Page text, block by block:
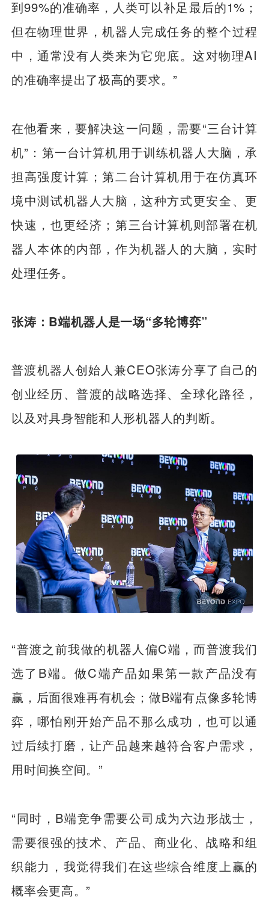
到99%的准确率，人类可以补足最后的1%；
但在物理世界，机器人完成任务的整个过程
中，通常没有人类来为它兜底。这对物理AI
的准确率提出了极高的要求。”
在他看来，要解决这一问题，需要“三台计算
机”：第一台计算机用于训练机器人大脑，承
担高强度计算；第二台计算机用于在仿真环
境中测试机器人大脑，这种方式更安全、更
快速，也更经济；第三台计算机则部署在机
器人本体的内部，作为机器人的大脑，实时
处理任务。
张涛：B端机器人是一场“多轮博弈”
普渡机器人创始人兼CEO张涛分享了自己的
创业经历、普渡的战略选择、全球化路径，
以及对具身智能和人形机器人的判断。
“普渡之前我做的机器人偏C端，而普渡我们
选了B端。做C端产品如果第一款产品没有
赢，后面很难再有机会；做B端有点像多轮博
弈，哪怕刚开始产品不那么成功，也可以通
过后续打磨，让产品越来越符合客户需求，
用时间换空间。”
“同时，B端竞争需要公司成为六边形战士，
需要很强的技术、产品、商业化、战略和组
织能力，我觉得我们在这些综合维度上赢的
概率会更高。”